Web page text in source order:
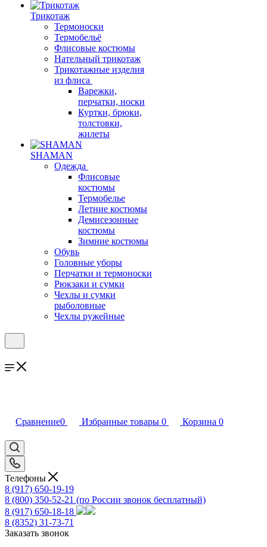
Трикотаж
Термоноски
Термобельё
Флисовые костюмы
Нательный трикотаж
Трикотажные изделия
из флиса
Варежки,
перчатки, носки
Куртки, брюки,
толстовки,
жилеты
SHAMAN
Одежда
Флисовые
костюмы
Термобелье
Летние костюмы
Демисезонные
костюмы
Зимние костюмы
Обувь
Головные уборы
Перчатки и термоноски
Рюкзаки и сумки
Чехлы и сумки
рыболовные
Чехлы ружейные
Сравнение0 Избранные товары 0 Корзина 0
Телефоны
8 (917) 650-19-19
8 (800) 350-52-21 (по России звонок бесплатный)
8 (917) 650-18-18
8 (8352) 31-73-71
Заказать звонок